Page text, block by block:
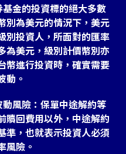
金的投資標的絕大多數
別為美元的情況下，美元
別投資人，所面對的匯率
為美元，級別計價幣別亦
幣進行投資時，確實需要
動。
風險：保單中途解約等
贖回費用以外，中途解約
準，也就表示投資人必須
風險。